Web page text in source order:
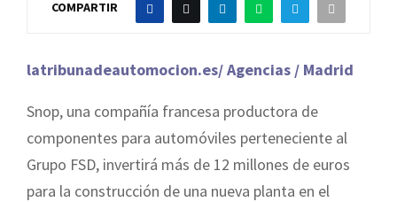
COMPARTIR
latribunadeautomocion.es/ Agencias / Madrid
Snop, una compañía francesa productora de
componentes para automóviles perteneciente al
Grupo FSD, invertirá más de 12 millones de euros
para la construcción de una nueva planta en el